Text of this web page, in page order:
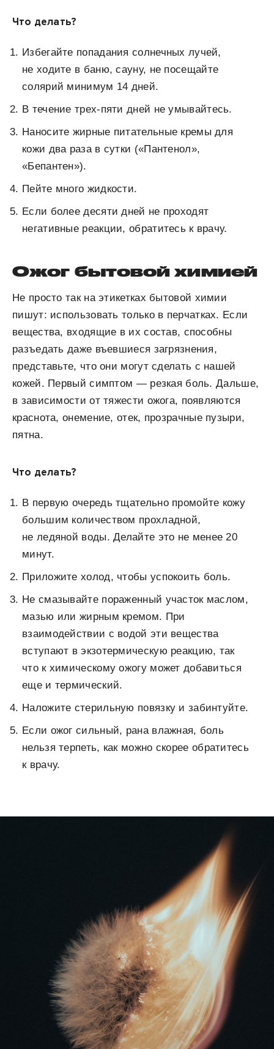
Что делать?
Избегайте попадания солнечных лучей,
не ходите в баню, сауну, не посещайте
солярий минимум 14 дней.
В течение трех-пяти дней не умывайтесь.
Наносите жирные питательные кремы для
кожи два раза в сутки («Пантенол»,
«Бепантен»).
Пейте много жидкости.
Если более десяти дней не проходят
негативные реакции, обратитесь к врачу.
Ожог бытовой химией
Не просто так на этикетках бытовой химии
пишут: использовать только в перчатках. Если
вещества, входящие в их состав, способны
разъедать даже въевшиеся загрязнения,
представьте, что они могут сделать с нашей
кожей. Первый симптом — резкая боль. Дальше,
в зависимости от тяжести ожога, появляются
краснота, онемение, отек, прозрачные пузыри,
пятна.
Что делать?
В первую очередь тщательно промойте кожу
большим количеством прохладной,
не ледяной воды. Делайте это не менее 20
минут.
Приложите холод, чтобы успокоить боль.
Не смазывайте пораженный участок маслом,
мазью или жирным кремом. При
взаимодействии с водой эти вещества
вступают в экзотермическую реакцию, так
что к химическому ожогу может добавиться
еще и термический.
Наложите стерильную повязку и забинтуйте.
Если ожог сильный, рана влажная, боль
нельзя терпеть, как можно скорее обратитесь
к врачу.